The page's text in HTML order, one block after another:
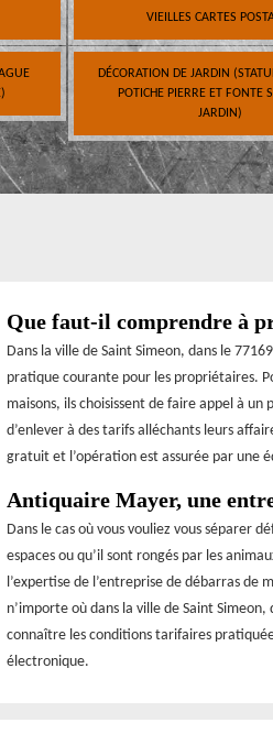
VIEILLES CARTES
DÉCORATION DE JARDIN
POTICHE PIERRE ET FONTE
JARDIN)
Que faut-il comprendre à
Dans la ville de Saint Simeon, dans le
pratique courante pour les propriétaires.
maisons, ils choisissent de faire appel à
d’enlever à des tarifs alléchants leurs
gratuit et l’opération est assurée par une
Antiquaire Mayer, une
Dans le cas où vous vouliez vous séparer
espaces ou qu’il sont rongés par les
l’expertise de l’entreprise de débarras
n’importe où dans la ville de Saint Simeon,
connaître les conditions tarifaires
électronique.